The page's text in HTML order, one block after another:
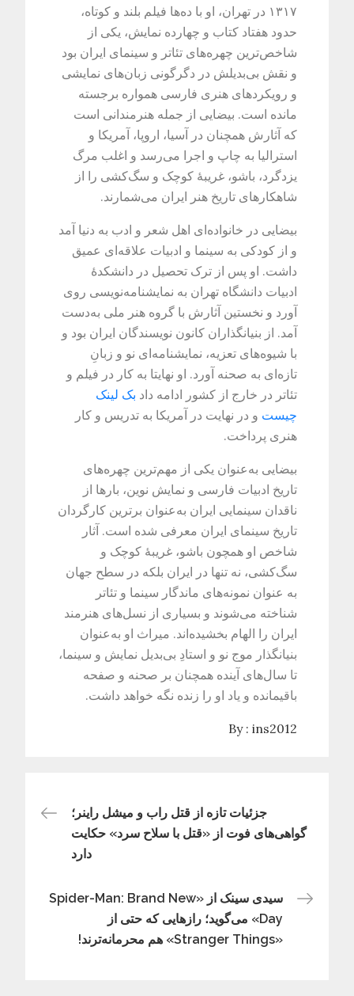
۱۳۱۷ در تهران، او با ده‌ها فیلم بلند و کوتاه،
حدود هفتاد کتاب و چهارده نمایش، یکی از
شاخص‌ترین چهره‌های تئاتر و سینمای ایران بود
و نقش بی‌بدیلش در دگرگونی زبان‌های نمایشی
و رویکردهای هنری فارسی همواره برجسته
مانده است. بیضایی از جمله هنرمندانی است
که آثارش همچنان در آسیا، اروپا، آمریکا و
استرالیا به چاپ و اجرا می‌رسد و اغلب مرگ
یزدگرد، باشو، غریبهٔ کوچک و سگ‌کشی را از
شاهکارهای تاریخ هنر ایران می‌شمارند.
بیضایی در خانواده‌ای اهل شعر و ادب به دنیا آمد
و از کودکی به سینما و ادبیات علاقه‌ای عمیق
داشت. او پس از ترک تحصیل در دانشکدهٔ
ادبیات دانشگاه تهران به نمایشنامه‌نویسی روی
آورد و نخستین آثارش با گروه هنر ملی به‌دست
آمد. از بنیانگذاران کانون نویسندگان ایران بود و
با شیوه‌های تعزیه، نمایشنامه‌ای نو و زبانِ
تازه‌ای به صحنه آورد. او نهایتا به کار در فیلم و
تئاتر در خارج از کشور ادامه داد بک لینک
چیست و در نهایت در آمریکا به تدریس و کار
هنری پرداخت.
بیضایی به‌عنوان یکی از مهم‌ترین چهره‌های
تاریخ ادبیات فارسی و نمایش نوین، بارها از
ناقدان سینمایی ایران به‌عنوان برترین کارگردان
تاریخ سینمای ایران معرفی شده است. آثار
شاخص او همچون باشو، غریبهٔ کوچک و
سگ‌کشی، نه تنها در ایران بلکه در سطح جهان
به عنوان نمونه‌های ماندگار سینما و تئاتر
شناخته می‌شوند و بسیاری از نسل‌های هنرمند
ایران را الهام بخشیده‌اند. میراث او به‌عنوان
بنیانگذار موج نو و استادِ بی‌بدیل نمایش و سینما،
تا سال‌های آینده همچنان بر صحنه و صفحه
باقیمانده و یاد او را زنده نگه خواهد داشت.
By : ins2012
راهبری
جزئیات تازه از قتل راب و میشل راینر؛
گواهی‌های فوت از «قتل با سلاح سرد» حکایت
دارد
سیدی سینک از «Spider-Man: Brand New
Day» می‌گوید؛ رازهایی که حتی از
«Stranger Things» هم محرمانه‌ترند!